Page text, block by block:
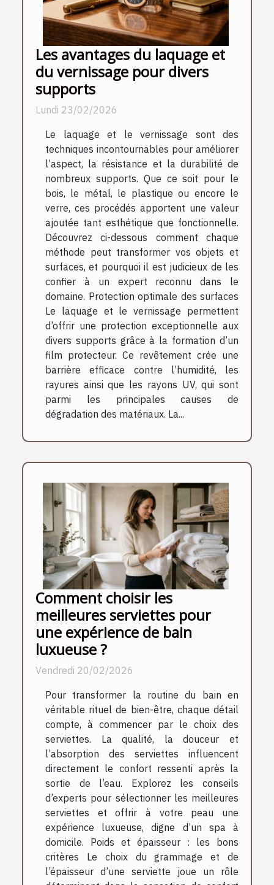
Les avantages du laquage et
du vernissage pour divers
supports
Lundi 23/02/2026
Le laquage et le vernissage sont des
techniques incontournables pour améliorer
l’aspect, la résistance et la durabilité de
nombreux supports. Que ce soit pour le
bois, le métal, le plastique ou encore le
verre, ces procédés apportent une valeur
ajoutée tant esthétique que fonctionnelle.
Découvrez ci-dessous comment chaque
méthode peut transformer vos objets et
surfaces, et pourquoi il est judicieux de les
confier à un expert reconnu dans le
domaine. Protection optimale des surfaces
Le laquage et le vernissage permettent
d’offrir une protection exceptionnelle aux
divers supports grâce à la formation d’un
film protecteur. Ce revêtement crée une
barrière efficace contre l’humidité, les
rayures ainsi que les rayons UV, qui sont
parmi les principales causes de
dégradation des matériaux. La...
Comment choisir les
meilleures serviettes pour
une expérience de bain
luxueuse ?
Vendredi 20/02/2026
Pour transformer la routine du bain en
véritable rituel de bien-être, chaque détail
compte, à commencer par le choix des
serviettes. La qualité, la douceur et
l’absorption des serviettes influencent
directement le confort ressenti après la
sortie de l’eau. Explorez les conseils
d’experts pour sélectionner les meilleures
serviettes et offrir à votre peau une
expérience luxueuse, digne d’un spa à
domicile. Poids et épaisseur : les bons
critères Le choix du grammage et de
l’épaisseur d’une serviette joue un rôle